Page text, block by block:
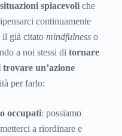
spiacevoli che
continuamente
il già citato mindfulness o
a noi stessi di tornare
un’azione
per farlo:
occupati: possiamo
a riordinare e